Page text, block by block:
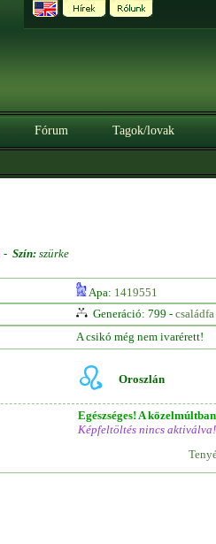
Fórum Tagok/lovak
- Szín: szürke
Apa: 1419551
Generáció: 799 - családfa
A csikó még nem ivarérett!
Oroszlán
Egészséges! A
Képfeltöltés nincs aktiválva!